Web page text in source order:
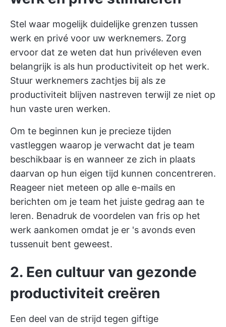
Stel waar mogelijk duidelijke grenzen tussen
werk en privé voor uw werknemers. Zorg
ervoor dat ze weten dat hun privéleven even
belangrijk is als hun productiviteit op het werk.
Stuur werknemers zachtjes bij als ze
productiviteit blijven nastreven terwijl ze niet op
hun vaste uren werken.
Om te beginnen kun je precieze tijden
vastleggen waarop je verwacht dat je team
beschikbaar is en wanneer ze zich in plaats
daarvan op hun eigen tijd kunnen concentreren.
Reageer niet meteen op alle e-mails en
berichten om je team het juiste gedrag aan te
leren. Benadruk de voordelen van fris op het
werk aankomen omdat je er 's avonds even
tussenuit bent geweest.
2. Een cultuur van gezonde
productiviteit creëren
Een deel van de strijd tegen giftige